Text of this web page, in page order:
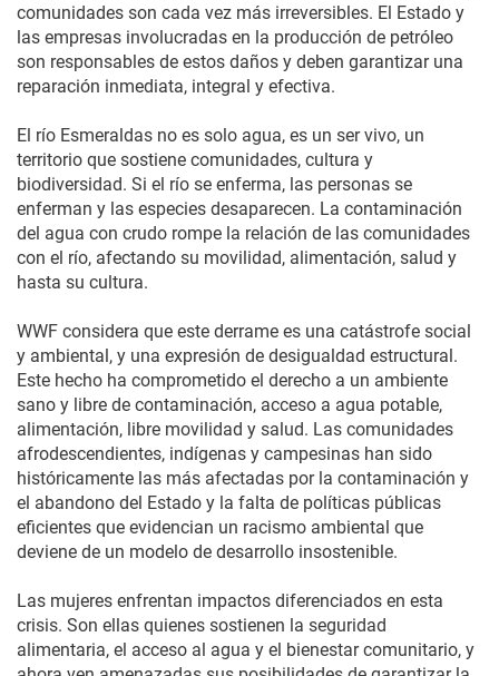
comunidades son cada vez más irreversibles. El Estado y
las empresas involucradas en la producción de petróleo
son responsables de estos daños y deben garantizar una
reparación inmediata, integral y efectiva.
El río Esmeraldas no es solo agua, es un ser vivo, un
territorio que sostiene comunidades, cultura y
biodiversidad. Si el río se enferma, las personas se
enferman y las especies desaparecen. La contaminación
del agua con crudo rompe la relación de las comunidades
con el río, afectando su movilidad, alimentación, salud y
hasta su cultura.
WWF considera que este derrame es una catástrofe social
y ambiental, y una expresión de desigualdad estructural.
Este hecho ha comprometido el derecho a un ambiente
sano y libre de contaminación, acceso a agua potable,
alimentación, libre movilidad y salud. Las comunidades
afrodescendientes, indígenas y campesinas han sido
históricamente las más afectadas por la contaminación y
el abandono del Estado y la falta de políticas públicas
eficientes que evidencian un racismo ambiental que
deviene de un modelo de desarrollo insostenible.
Las mujeres enfrentan impactos diferenciados en esta
crisis. Son ellas quienes sostienen la seguridad
alimentaria, el acceso al agua y el bienestar comunitario, y